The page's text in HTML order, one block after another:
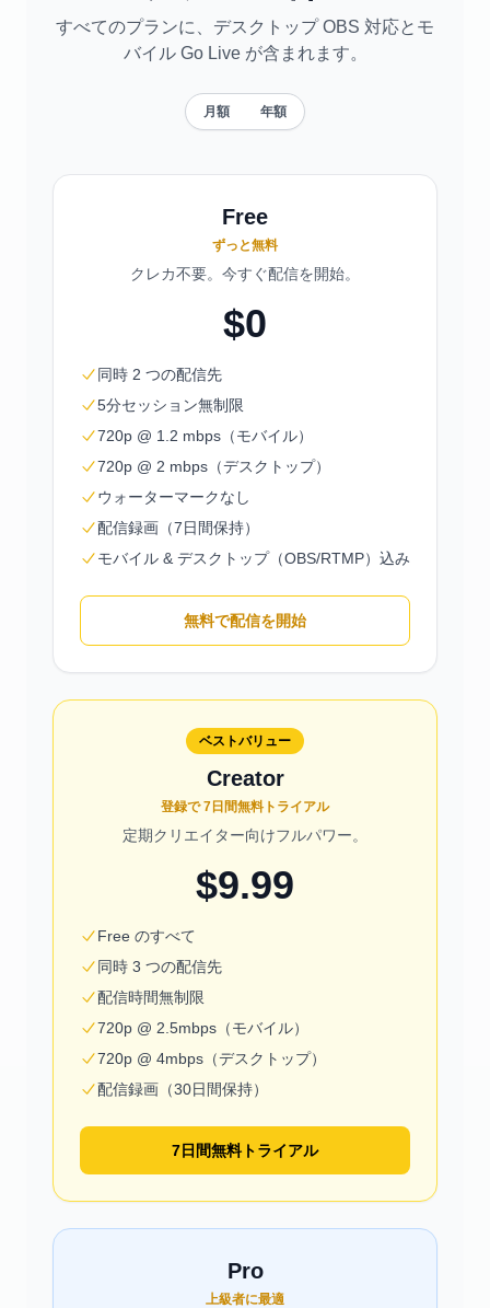
すべてのプランに、デスクトップ OBS 対応とモ
バイル Go Live が含まれます。
月額 年額
Free
ずっと無料
クレカ不要。今すぐ配信を開始。
$0
同時 2 つの配信先
5分セッション無制限
720p @ 1.2 mbps（モバイル）
720p @ 2 mbps（デスクトップ）
ウォーターマークなし
配信録画（7日間保持）
モバイル & デスクトップ（OBS/RTMP）込み
無料で配信を開始
ベストバリュー
Creator
登録で 7日間無料トライアル
定期クリエイター向けフルパワー。
$9.99
Free のすべて
同時 3 つの配信先
配信時間無制限
720p @ 2.5mbps（モバイル）
720p @ 4mbps（デスクトップ）
配信録画（30日間保持）
7日間無料トライアル
Pro
上級者に最適